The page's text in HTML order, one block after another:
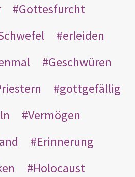
Gottesfurcht
erleiden
Geschwüren
gottgefällig
Vermögen
Erinnerung
Holocaust